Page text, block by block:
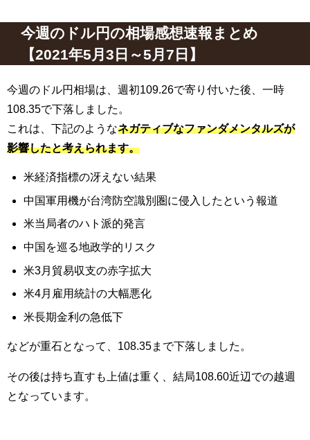
今週のドル円の相場感想速報まとめ
【2021年5月3日～5月7日】
今週のドル円相場は、週初109.26で寄り付いた後、一時
108.35で下落しました。
これは、下記のようなネガティブなファンダメンタルズが
影響したと考えられます。
米経済指標の冴えない結果
中国軍用機が台湾防空識別圏に侵入したという報道
米当局者のハト派的発言
中国を巡る地政学的リスク
米3月貿易収支の赤字拡大
米4月雇用統計の大幅悪化
米長期金利の急低下
などが重石となって、108.35まで下落しました。
その後は持ち直すも上値は重く、結局108.60近辺での越週
となっています。